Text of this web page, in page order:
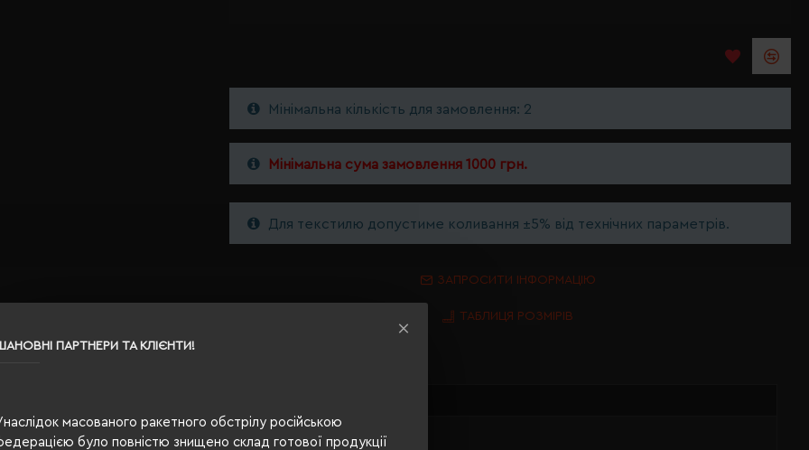
ПАРТНЕРИ ТА КЛІЄНТИ!
масованого ракетного обстрілу російською
було повністю знищено склад готової продукції
Мінімальна кількість для замовлення: 2
Мінімальна сума замовлення 1000 грн.
Для текстилю допустиме коливання ±5% від технічних параметрів.
ЗАПРОСИТИ ІНФОРМАЦІЮ
ТАБЛИЦЯ РОЗМІРІВ